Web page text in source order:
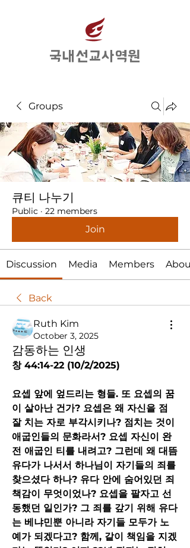
​국내선교사역원
Groups
큐티 나누기
Public · 22 members
Join
Discussion Media Members About
Back
Ruth Kim
October 3, 2025
감동하는 인생
창 44:14-22 (10/2/2025)
요셉 앞에 엎드리는 형들. 또 요셉의 꿈
이 살아난 건가? 요셉은 왜 자신을 점
잘 치는 자로 부각시키나? 점치는 것이
애굽인들의 문화라서? 요셉 자신이 완
전 애굽인 티를 내려고? 그런데 왜 대뜸
유다가 나서서 하나님이 자기들의 죄를
찾으셨다 하나? 유다 안에 숨어있던 죄
책감이 무엇이었나? 요셉을 팔자고 선
동했던 일인가? 그 죄를 갚기 위해 유다
는 베냐민뿐 아니라 자기들 모두가 노
예가 되겠다고? 함께, 같이 책임을 지겠